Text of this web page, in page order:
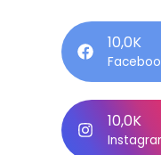
10,0K
10,0K